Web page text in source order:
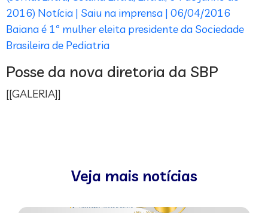
2016) Notícia | Saiu na imprensa | 06/04/2016
Baiana é 1ª mulher eleita presidente da Sociedade
Brasileira de Pediatria
Posse da nova diretoria da SBP
[[GALERIA]]
Veja mais notícias